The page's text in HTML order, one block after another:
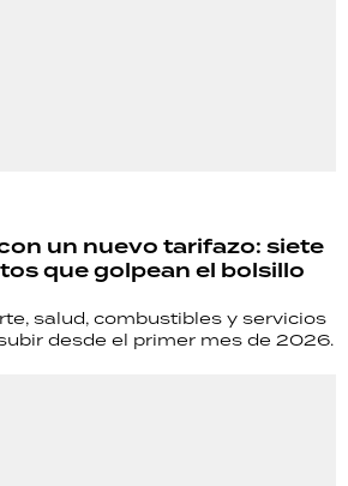
un nuevo tarifazo: siete
que golpean el bolsillo
salud, combustibles y servicios
desde el primer mes de 2026.